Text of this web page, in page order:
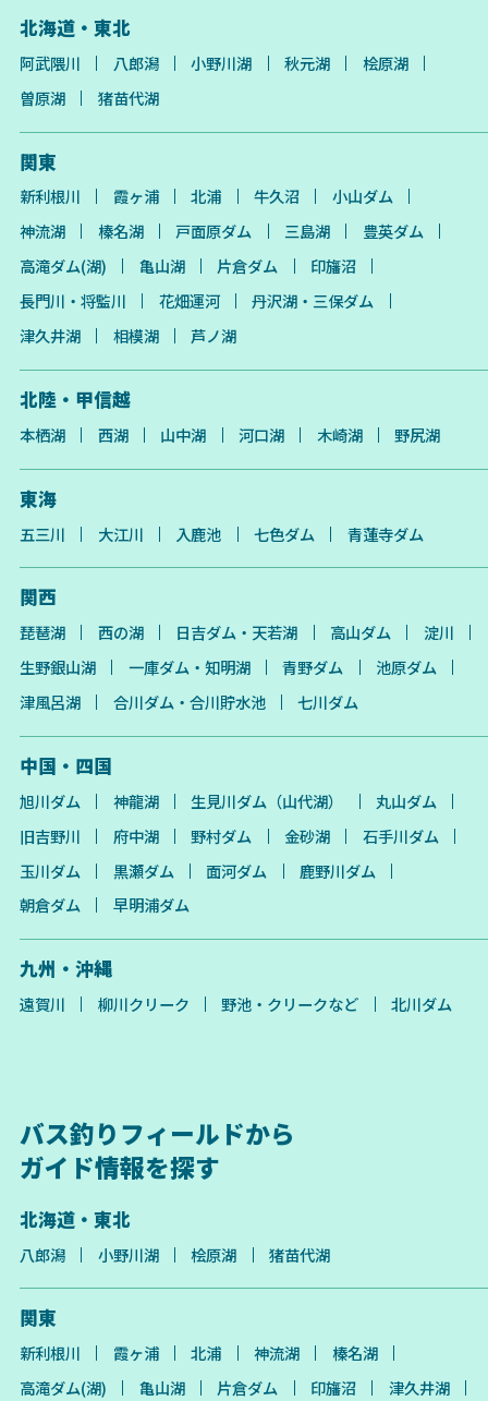
北海道・東北
阿武隈川 八郎潟 小野川湖 秋元湖
桧原湖
曽原湖
猪苗代湖
関東
新利根川 霞ヶ浦 北浦 牛久沼
小山ダム
神流湖
榛名湖 戸面原ダム 三島湖
豊英ダム
高滝ダム(湖)
亀山湖 片倉ダム
印旛沼
長門川・将監川
花畑運河
丹沢湖・三保ダム
津久井湖
相模湖 芦ノ湖
北陸・甲信越
本栖湖 西湖 山中湖 河口湖 木崎湖 野尻湖
東海
五三川 大江川 入鹿池 七色ダム 青蓮寺ダム
関西
琵琶湖 西の湖 日吉ダム・天若湖 高山ダム
淀川
生野銀山湖
一庫ダム・知明湖 青野ダム
池原ダム
津風呂湖
合川ダム・合川貯水池 七川ダム
中国・四国
旭川ダム 神龍湖 生見川ダム（山代湖）
丸山ダム
旧吉野川
府中湖 野村ダム 金砂湖
石手川ダム
玉川ダム
黒瀬ダム 面河ダム
鹿野川ダム
朝倉ダム
早明浦ダム
九州・沖縄
遠賀川 柳川クリーク 野池・クリークなど 北川ダム
バス釣りフィールドから
ガイド情報を探す
北海道・東北
八郎潟 小野川湖 桧原湖 猪苗代湖
関東
新利根川 霞ヶ浦 北浦 神流湖
榛名湖
高滝ダム(湖)
亀山湖 片倉ダム 印旛沼
津久井湖